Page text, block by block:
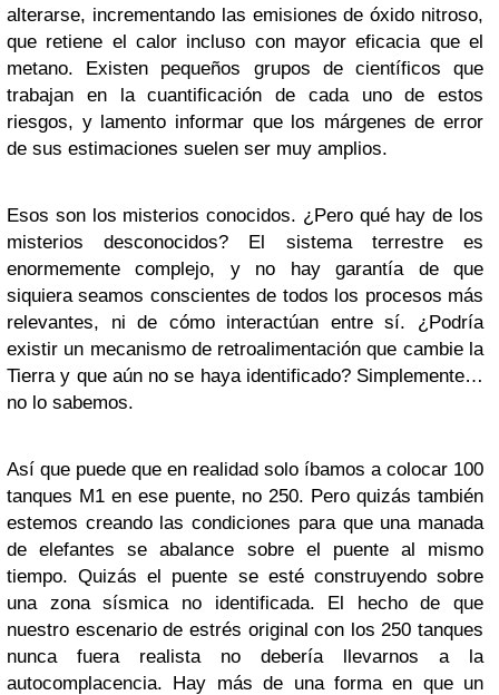
alterarse, incrementando las emisiones de óxido nitroso,
que retiene el calor incluso con mayor eficacia que el
metano. Existen pequeños grupos de científicos que
trabajan en la cuantificación de cada uno de estos
riesgos, y lamento informar que los márgenes de error
de sus estimaciones suelen ser muy amplios.
Esos son los misterios conocidos. ¿Pero qué hay de los
misterios desconocidos? El sistema terrestre es
enormemente complejo, y no hay garantía de que
siquiera seamos conscientes de todos los procesos más
relevantes, ni de cómo interactúan entre sí. ¿Podría
existir un mecanismo de retroalimentación que cambie la
Tierra y que aún no se haya identificado? Simplemente…
no lo sabemos.
Así que puede que en realidad solo íbamos a colocar 100
tanques M1 en ese puente, no 250. Pero quizás también
estemos creando las condiciones para que una manada
de elefantes se abalance sobre el puente al mismo
tiempo. Quizás el puente se esté construyendo sobre
una zona sísmica no identificada. El hecho de que
nuestro escenario de estrés original con los 250 tanques
nunca fuera realista no debería llevarnos a la
autocomplacencia. Hay más de una forma en que un